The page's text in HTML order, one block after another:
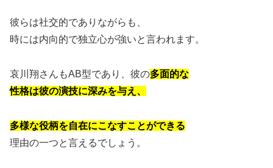
彼らは社交的でありながらも、
時には内向的で独立心が強いと言われます。
哀川翔さんもAB型であり、彼の多面的な
性格は彼の演技に深みを与え、
多様な役柄を自在にこなすことができる
理由の一つと言えるでしょう。